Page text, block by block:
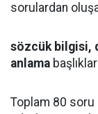
sorulardan
sözcük bilgisi,
anlama
Toplam 80